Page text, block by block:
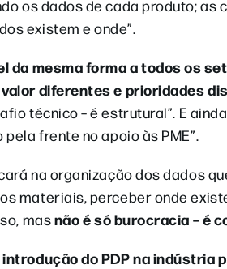
os dados de cada produto; as
existem e onde”.
da mesma forma a todos os
diferentes e prioridades
técnico – é estrutural”. E
frente no apoio às PME”.
na organização dos dados
materiais, perceber onde
masnão é só burocracia – é
do PDP na indústria